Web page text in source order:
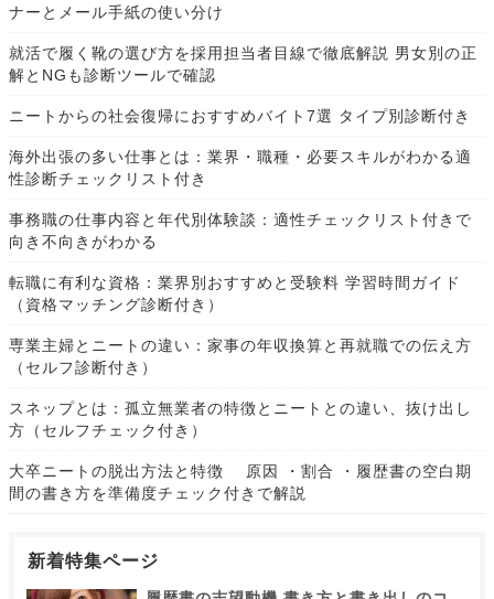
ナーとメール手紙の使い分け
就活で履く靴の選び方を採用担当者目線で徹底解説 男女別の正
解とNGも診断ツールで確認
ニートからの社会復帰におすすめバイト7選 タイプ別診断付き
海外出張の多い仕事とは：業界・職種・必要スキルがわかる適
性診断チェックリスト付き
事務職の仕事内容と年代別体験談：適性チェックリスト付きで
向き不向きがわかる
転職に有利な資格：業界別おすすめと受験料 学習時間ガイド
（資格マッチング診断付き）
専業主婦とニートの違い：家事の年収換算と再就職での伝え方
（セルフ診断付き）
スネップとは：孤立無業者の特徴とニートとの違い、抜け出し
方（セルフチェック付き）
大卒ニートの脱出方法と特徴 原因 ・割合 ・履歴書の空白期
間の書き方を準備度チェック付きで解説
新着特集ページ